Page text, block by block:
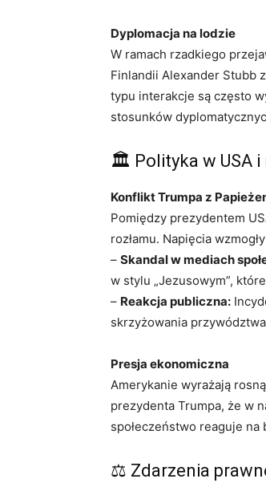
Dyplomacja na lodzie
W ramach rzadkiego
Finlandii Alexander Stubb
typu interakcje są często
stosunków
🏛️ Polityka w USA i
Konflikt Trumpa z
Pomiędzy prezydentem
rozłamu. Napięcia
– Skandal w mediach
w stylu „Jezusowym”,
– Reakcja publiczna:
skrzyżowania
Presja ekonomiczna
Amerykanie wyrażają
prezydenta Trumpa, że ​​w
społeczeństwo reaguje
⚖️ Zdarzenia